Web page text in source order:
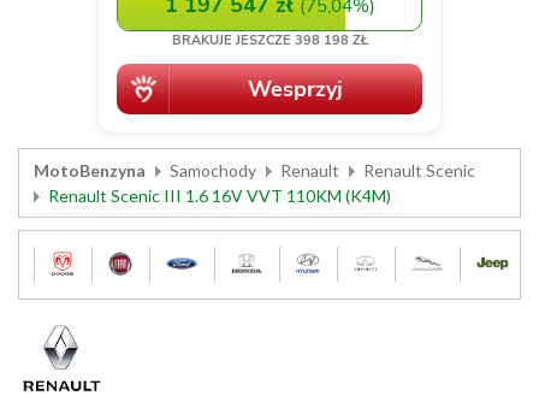
MotoBenzyna Samochody Renault
Renault Scenic
Renault Scenic III 1.6 16V VVT 110KM (K4M)